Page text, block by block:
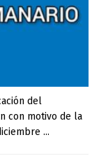
del
con motivo de la
...